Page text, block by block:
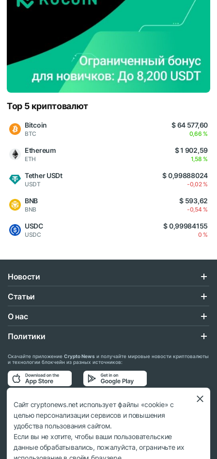
Top 5 криптовалют
Bitcoin
BTC
$ 64 577,60
0,66 %
Ethereum
ETH
$ 1 902,59
1,58 %
Tether USDt
USDT
$ 0,99888024
-0,02 %
BNB
BNB
$ 593,62
-0,54 %
USDC
USDC
$ 0,99984155
0 %
Новости
Статьи
О нас
Политики
Скачайте приложение Crypto News и получайте мировые новости криптовалюты
и технологии блокчейн из разных источников:
Подписывайтесь на нас в социальных сетях:
© 2018 - 2026 Crypto News. При использовании материалов ссылка на
Сайт cryptonews.net использует файлы «cookie» с
целью персонализации сервисов и повышения
удобства пользования сайтом.
Если вы не хотите, чтобы ваши пользовательские
данные обрабатывались, пожалуйста, ограничьте их